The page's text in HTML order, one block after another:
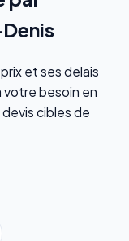
et ses delais
besoin en
cibles de